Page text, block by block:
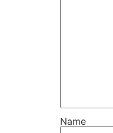
Name